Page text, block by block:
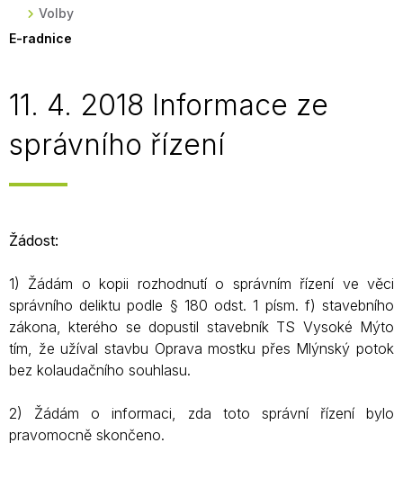
Volby
E-radnice
11. 4. 2018 Informace ze
správního řízení
Žádost:
1) Žádám o kopii rozhodnutí o správním řízení ve věci
správního deliktu podle § 180 odst. 1 písm. f) stavebního
zákona, kterého se dopustil stavebník TS Vysoké Mýto
tím, že užíval stavbu Oprava mostku přes Mlýnský potok
bez kolaudačního souhlasu.
2) Žádám o informaci, zda toto správní řízení bylo
pravomocně skončeno.